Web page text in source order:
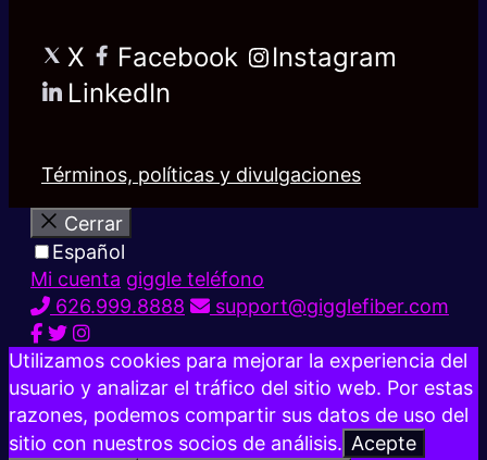
X Facebook
Instagram
LinkedIn
Términos, políticas y divulgaciones
Cerrar
Español
Mi cuenta giggle teléfono
626.999.8888
support@gigglefiber.com
Utilizamos cookies para mejorar la experiencia del
usuario y analizar el tráfico del sitio web. Por estas
razones, podemos compartir sus datos de uso del
sitio con nuestros socios de análisis. Acepte